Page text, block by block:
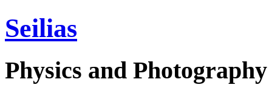
Seilias
Physics and Photography